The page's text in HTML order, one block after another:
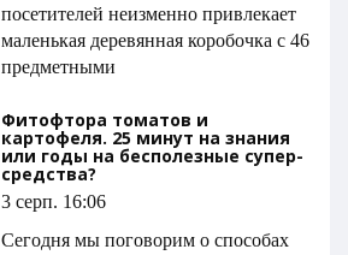
посетителей неизменно привлекает
маленькая деревянная коробочка с 46
предметными
Фитофтора томатов и
картофеля. 25 минут на знания
или годы на бесполезные супер-
средства?
3 серп. 16:06
Сегодня мы поговорим о способах